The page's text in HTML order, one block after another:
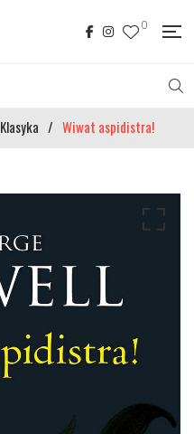
0
Klasyka / Wiwat aspidistra!